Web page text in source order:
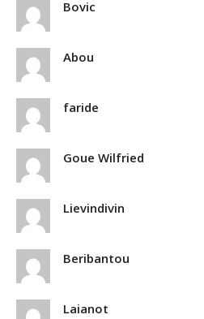
Bovic
Abou
faride
Goue Wilfried
Lievindivin
Beribantou
Laianot